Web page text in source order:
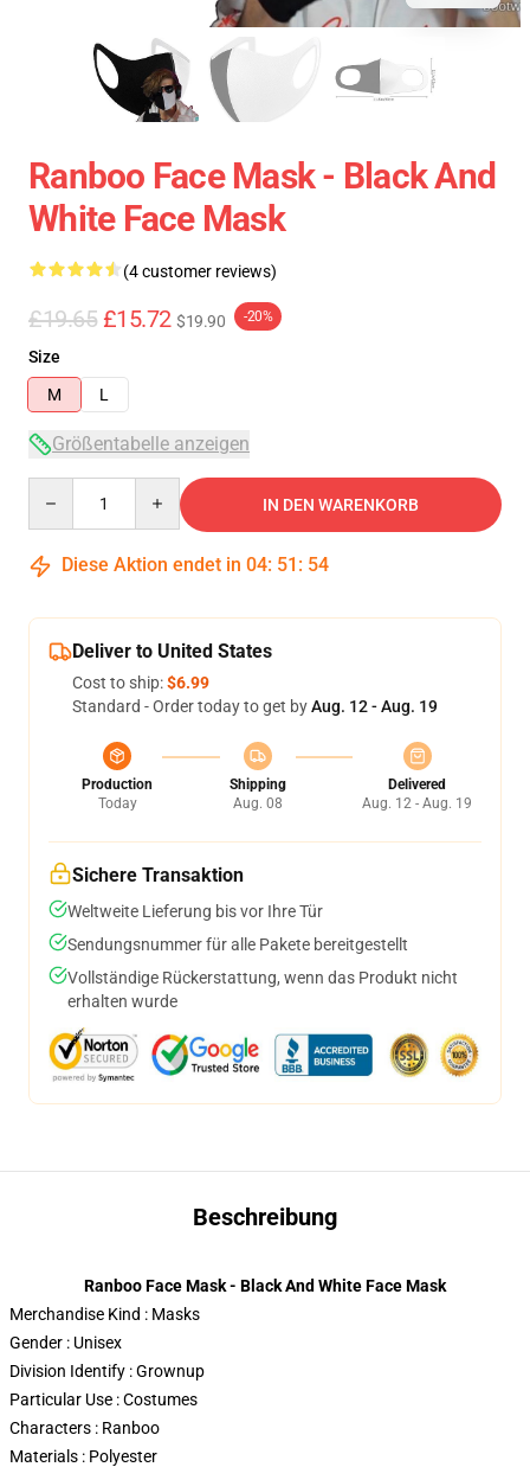
Ranboo Face Mask - Black And
White Face Mask
(4 customer reviews)
£19.65 £15.72 $19.90 -20%
Size
M
L
Größentabelle anzeigen
IN DEN WARENKORB
Diese Aktion endet in 04: 51 : 54
Deliver to United States
Cost to ship:$6.99
Standard - Order today to get byAug. 12 - Aug. 19
Production
Today
Shipping
Aug. 08
Delivered
Aug. 12 - Aug. 19
Sichere Transaktion
Weltweite Lieferung bis vor Ihre Tür
Sendungsnummer für alle Pakete bereitgestellt
Vollständige Rückerstattung, wenn das Produkt nicht
erhalten wurde
Beschreibung
Ranboo Face Mask - Black And White Face Mask
Merchandise Kind : Masks
Gender : Unisex
Division Identify : Grownup
Particular Use : Costumes
Characters : Ranboo
Materials : Polyester